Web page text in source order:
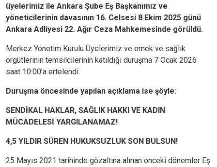
üyelerimiz ile Ankara Şube Eş Başkanımız ve
yöneticilerinin davasının 16. Celsesi 8 Ekim 2025 günü
Ankara Adliyesi 22. Ağır Ceza Mahkemesinde görüldü.
Merkez Yönetim Kurulu Üyelerimiz ve emek ve sağlık
örgütlerinin temsilcilerinin katıldığı duruşma 7 Ocak 2026
saat 10:00’a ertelendi.
Duruşma öncesinde yapılan açıklama ise şöyle:
SENDİKAL HAKLAR, SAĞLIK HAKKI VE KADIN
MÜCADELESİ YARGILANAMAZ!
4,5 YILDIR SÜREN HUKUKSUZLUK SON BULSUN!
25 Mayıs 2021 tarihinde gözaltına alınan önceki dönemler Eş